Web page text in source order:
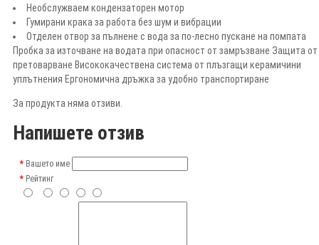
Необслужваем кондензаторен мотор
Гумирани крака за работа без шум и вибрации
Отделен отвор за пълнене с вода за по-лесно пускане на помпата
Пробка за източване на водата при опасност от замръзване Защита от
претоварване Висококачествена система от плъзгащи керамичини
уплътнения Ергономична дръжка за удобно транспортиране
За продукта няма отзиви.
Напишете отзив
Вашето име
Рейтинг